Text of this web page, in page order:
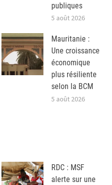
publiques
5 août 2026
Mauritanie :
Une croissance
économique
plus résiliente
selon la BCM
5 août 2026
RDC : MSF
alerte sur une